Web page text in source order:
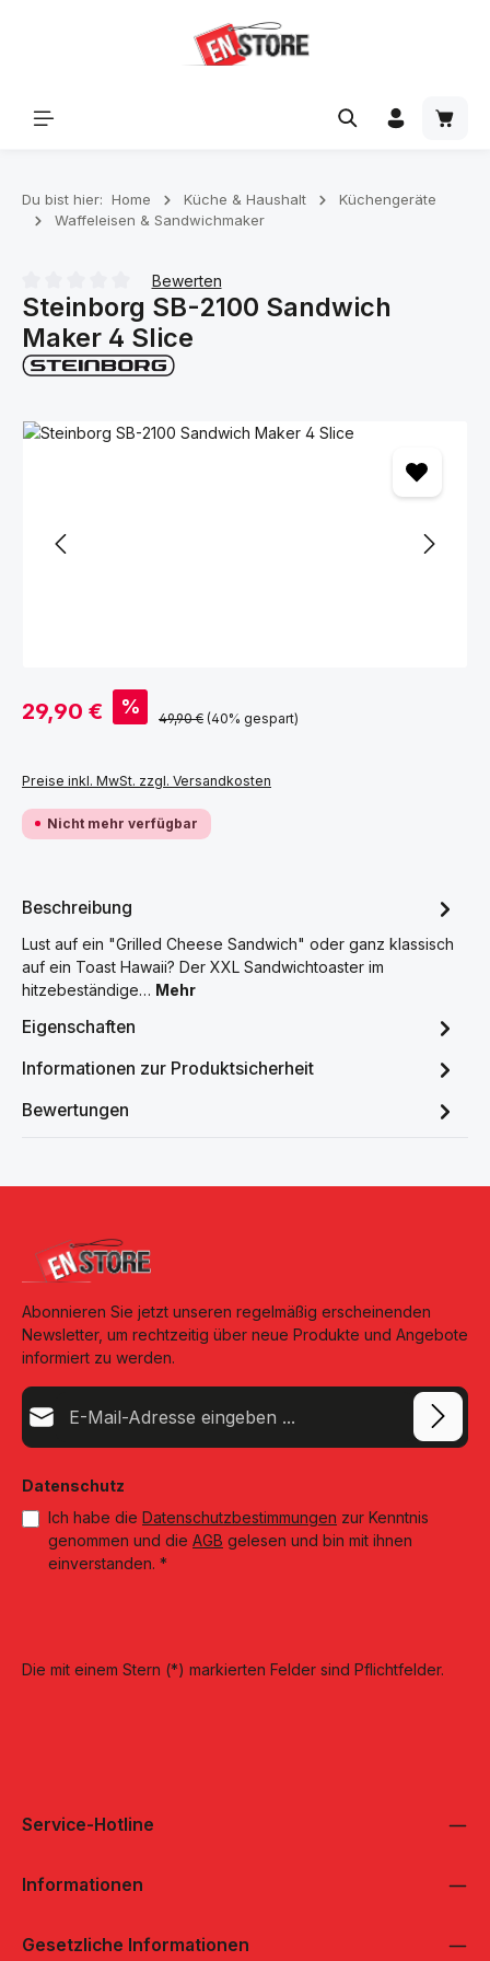
Du bist hier: Home Küche & Haushalt
Küchengeräte
Waffeleisen & Sandwichmaker
Durchschnittliche Bewertung von 0 von 5 Sternen
Bewerten
Steinborg SB-2100 Sandwich
Maker 4 Slice
Bildergalerie überspringen
Verkaufspreis:
29,90 € % Regulärer Preis:
49,90 € (40% gespart)
Preise inkl. MwSt. zzgl. Versandkosten
Nicht mehr verfügbar
Beschreibung
Lust auf ein "Grilled Cheese Sandwich" oder ganz klassisch
auf ein Toast Hawaii? Der XXL Sandwichtoaster im
hitzebeständige… Mehr
Eigenschaften
Informationen zur Produktsicherheit
Bewertungen
Abonnieren Sie jetzt unseren regelmäßig erscheinenden
Newsletter, um rechtzeitig über neue Produkte und Angebote
informiert zu werden.
E-Mail-Adresse*
Datenschutz
Ich habe die Datenschutzbestimmungen zur Kenntnis
genommen und die AGB gelesen und bin mit ihnen
einverstanden. *
Die mit einem Stern (*) markierten Felder sind Pflichtfelder.
Service-Hotline
Informationen
Gesetzliche Informationen